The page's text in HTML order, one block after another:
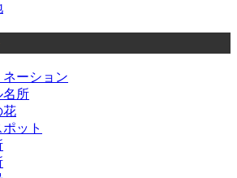
ーション
名所
花
ット